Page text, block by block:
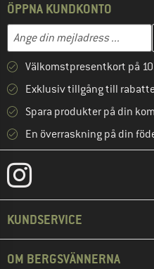
ÖPPNA KUNDKONTO
Mejladress
Skriv in din e-postadress här
Välkomstpresentkort på 10
Exklusiv tillgång till
Spara produkter på din
En överraskning på din
KUNDSERVICE
OM BERGSVÄNNERNA